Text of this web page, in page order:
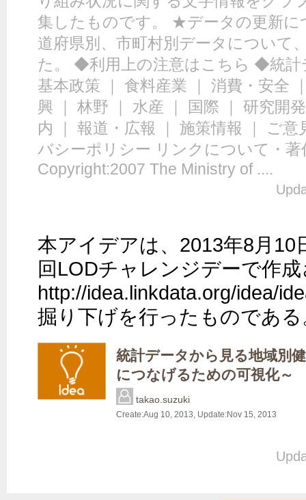
集したものです。 ★データの更新
道府県別、市町村別データについて
た。 ◆利用上の注意はこちら ◆統計
基本政策 ｜ 食料産業 ｜ 消費・安全
興 ｜ 林野 ｜ 水産 ｜ 国際 ｜ 研究開
内 ｜ 報道・広報 ｜ 施策情報 ｜ ご
バシーポリシー リンクについて・著
Copyright:2007 The Ministry of ....
本アイデアは、2013年8月10
回LODチャレンジデーで作
http://idea.linkdata.org/idea/
掘り下げを行ったものである
統計データから見る地域別
につなげるための可視化～
takao.suzuki
Create:Aug 10, 2013, Update:Nov 15, 2013